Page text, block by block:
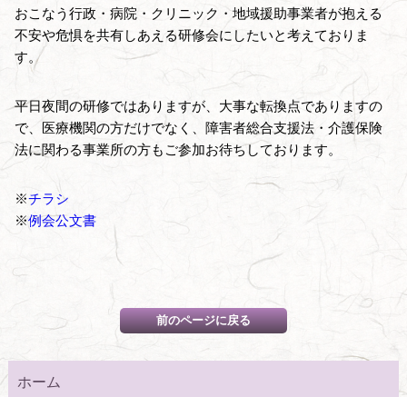
おこなう行政・病院・クリニック・地域援助事業者が抱える
不安や危惧を共有しあえる研修会にしたいと考えておりま
す。
平日夜間の研修ではありますが、大事な転換点でありますの
で、医療機関の方だけでなく、障害者総合支援法・介護保険
法に関わる事業所の方もご参加お待ちしております。
※チラシ
※例会公文書
ホーム